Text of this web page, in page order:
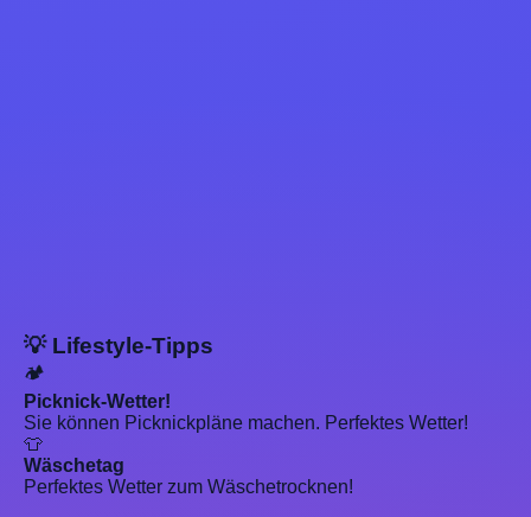
💡 Lifestyle-Tipps
🏕️
Picknick-Wetter!
Sie können Picknickpläne machen. Perfektes Wetter!
👕
Wäschetag
Perfektes Wetter zum Wäschetrocknen!